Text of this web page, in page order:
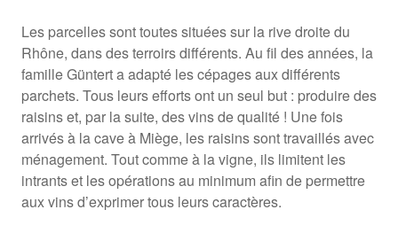
Les parcelles sont toutes situées sur la rive droite du
Rhône, dans des terroirs différents. Au fil des années, la
famille Güntert a adapté les cépages aux différents
parchets. Tous leurs efforts ont un seul but : produire des
raisins et, par la suite, des vins de qualité ! Une fois
arrivés à la cave à Miège, les raisins sont travaillés avec
ménagement. Tout comme à la vigne, ils limitent les
intrants et les opérations au minimum afin de permettre
aux vins d’exprimer tous leurs caractères.